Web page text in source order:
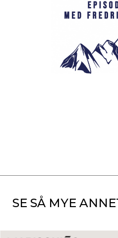
SE SÅ MYE